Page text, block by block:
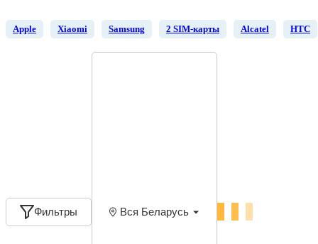
Apple Xiaomi Samsung 2 SIM-карты Alcatel HTC
Фильтры Вся Беларусь